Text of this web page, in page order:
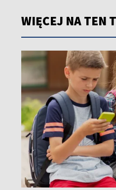
WIĘCEJ NA TEN